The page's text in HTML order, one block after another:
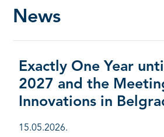
News
Exactly One Year
2027 and the
Innovations in
15.05.2026.